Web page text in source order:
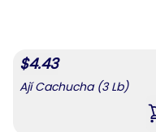
$4.43
Ají Cachucha (3 Lb)